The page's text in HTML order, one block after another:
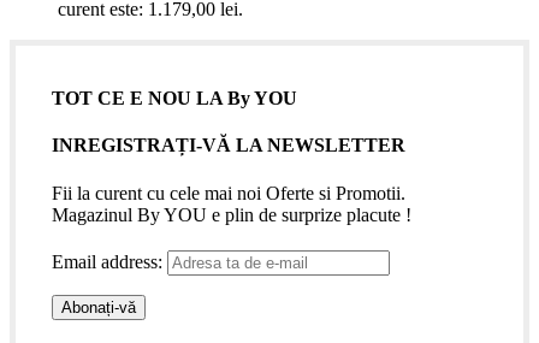
curent este: 1.179,00 lei.
TOT CE E NOU LA By YOU
INREGISTRAȚI-VĂ LA NEWSLETTER
Fii la curent cu cele mai noi Oferte si Promotii.
Magazinul By YOU e plin de surprize placute !
Email address: